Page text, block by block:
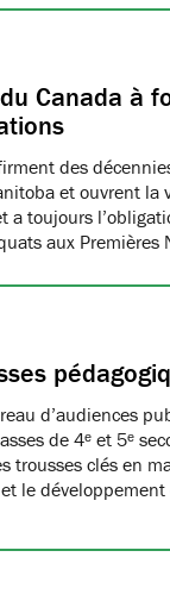
Canada à
des
et ouvrent la
a toujours
aux Premières
d’audiences
de 4ᵉ et 5ᵉ
trousses clés en
le